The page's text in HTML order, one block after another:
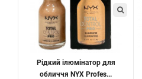
Рідкий ілюмінатор для
обличчя NYX Profes...